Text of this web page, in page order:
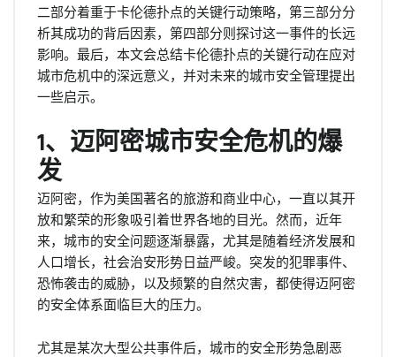
二部分着重于卡伦德扑点的关键行动策略，第三部分分
析其成功的背后因素，第四部分则探讨这一事件的长远
影响。最后，本文会总结卡伦德扑点的关键行动在应对
城市危机中的深远意义，并对未来的城市安全管理提出
一些启示。
1、迈阿密城市安全危机的爆
发
迈阿密，作为美国著名的旅游和商业中心，一直以其开
放和繁荣的形象吸引着世界各地的目光。然而，近年
来，城市的安全问题逐渐暴露，尤其是随着经济发展和
人口增长，社会治安形势日益严峻。突发的犯罪事件、
恐怖袭击的威胁，以及频繁的自然灾害，都使得迈阿密
的安全体系面临巨大的压力。
尤其是某次大型公共事件后，城市的安全形势急剧恶